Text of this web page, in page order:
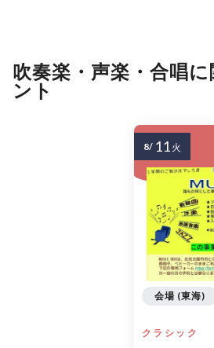
吹奏楽・声楽・合唱
ント
クラシック
会場 (東海)
8/ 11 火